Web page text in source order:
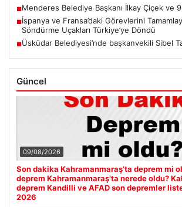
■Menderes Belediye Başkanı İlkay Çiçek ve
■İspanya ve Fransa’daki Görevlerini
Söndürme Uçakları Türkiye’ye Döndü
■Üsküdar Belediyesi’nde başkanvekili Sibel
Güncel
09/08/2026
Son dakika Kahramanmaraş’ta deprem mi
deprem Kahramanmaraş’ta nerede oldu?
deprem Kandilli ve AFAD son depremler
2026